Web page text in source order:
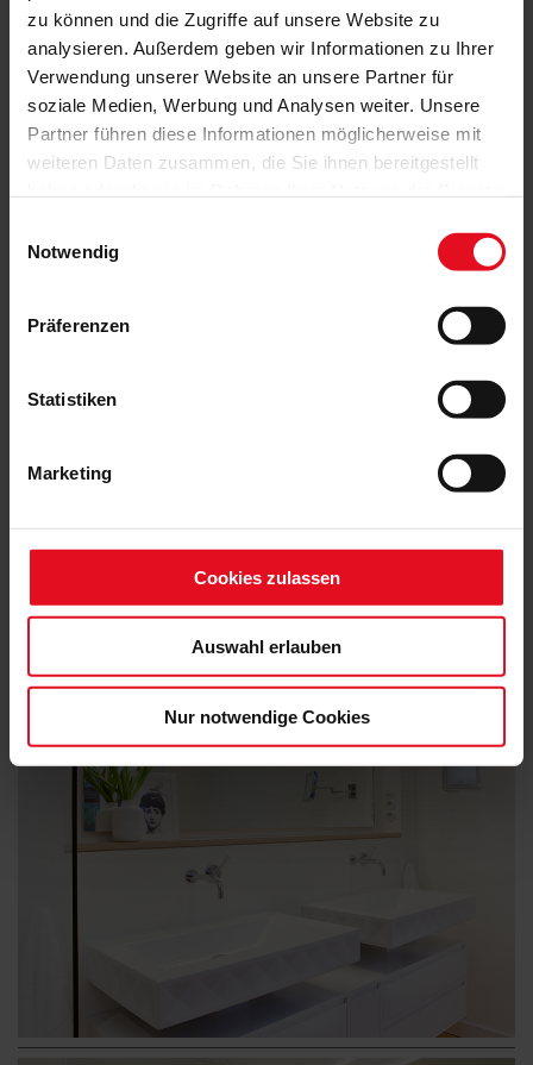
zu können und die Zugriffe auf unsere Website zu
analysieren. Außerdem geben wir Informationen zu Ihrer
Verwendung unserer Website an unsere Partner für
soziale Medien, Werbung und Analysen weiter. Unsere
Partner führen diese Informationen möglicherweise mit
weiteren Daten zusammen, die Sie ihnen bereitgestellt
Notwendig
Präferenzen
Statistiken
Marketing
Cookies zulassen
Auswahl erlauben
Nur notwendige Cookies